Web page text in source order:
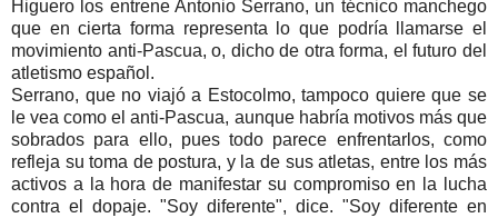
Higuero los entrene Antonio Serrano, un técnico manchego
que en cierta forma representa lo que podría llamarse el
movimiento anti-Pascua, o, dicho de otra forma, el futuro del
atletismo español.
Serrano, que no viajó a Estocolmo, tampoco quiere que se
le vea como el anti-Pascua, aunque habría motivos más que
sobrados para ello, pues todo parece enfrentarlos, como
refleja su toma de postura, y la de sus atletas, entre los más
activos a la hora de manifestar su compromiso en la lucha
contra el dopaje. "Soy diferente", dice. "Soy diferente en